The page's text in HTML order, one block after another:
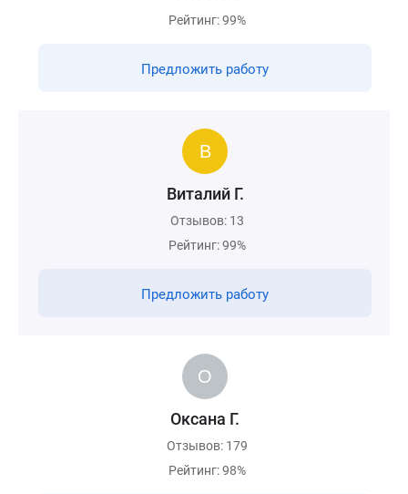
Рейтинг: 99%
Предложить работу
Виталий Г.
Отзывов: 13
Рейтинг: 99%
Предложить работу
Оксана Г.
Отзывов: 179
Рейтинг: 98%